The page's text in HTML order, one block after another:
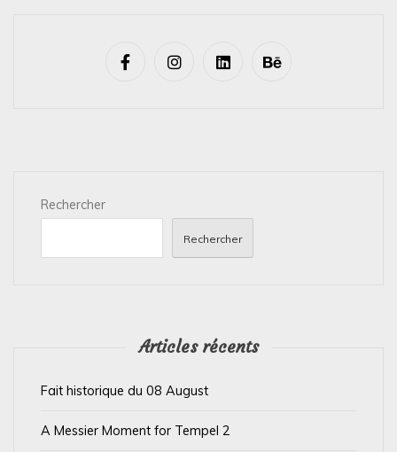
Rechercher
Rechercher
Articles récents
Fait historique du 08 August
A Messier Moment for Tempel 2